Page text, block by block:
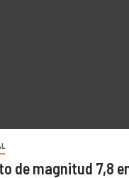
de magnitud 7,8